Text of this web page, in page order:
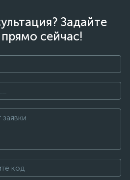
Задайте
сейчас!